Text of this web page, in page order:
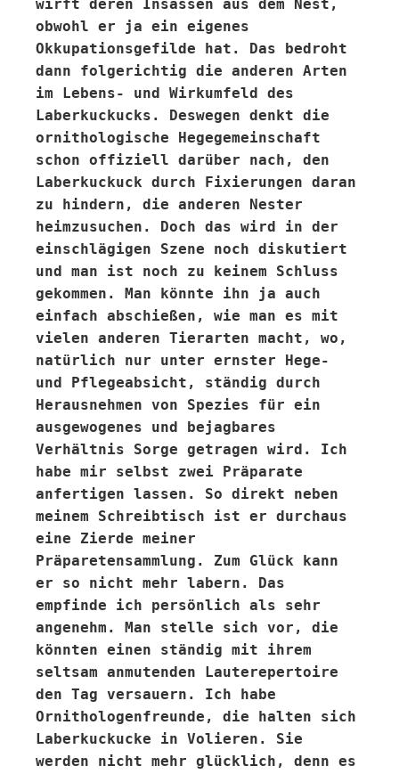
wirft deren Insassen aus dem Nest,
obwohl er ja ein eigenes
Okkupationsgefilde hat. Das bedroht
dann folgerichtig die anderen Arten
im Lebens- und Wirkumfeld des
Laberkuckucks. Deswegen denkt die
ornithologische Hegegemeinschaft
schon offiziell darüber nach, den
Laberkuckuck durch Fixierungen daran
zu hindern, die anderen Nester
heimzusuchen. Doch das wird in der
einschlägigen Szene noch diskutiert
und man ist noch zu keinem Schluss
gekommen. Man könnte ihn ja auch
einfach abschießen, wie man es mit
vielen anderen Tierarten macht, wo,
natürlich nur unter ernster Hege-
und Pflegeabsicht, ständig durch
Herausnehmen von Spezies für ein
ausgewogenes und bejagbares
Verhältnis Sorge getragen wird. Ich
habe mir selbst zwei Präparate
anfertigen lassen. So direkt neben
meinem Schreibtisch ist er durchaus
eine Zierde meiner
Präparetensammlung. Zum Glück kann
er so nicht mehr labern. Das
empfinde ich persönlich als sehr
angenehm. Man stelle sich vor, die
könnten einen ständig mit ihrem
seltsam anmutenden Lauterepertoire
den Tag versauern. Ich habe
Ornithologenfreunde, die halten sich
Laberkuckucke in Volieren. Sie
werden nicht mehr glücklich, denn es